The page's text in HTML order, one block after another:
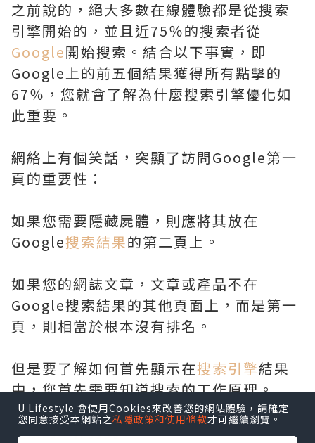
之前說的，絕大多數在線體驗都是從搜索
引擎開始的，並且近75％的搜索者從
Google開始搜索。結合以下事實，即
Google上的前五個結果獲得所有點擊的
67％，您就會了解為什麼搜索引擎優化如
此重要。
網絡上有個笑話，突顯了訪問Google第一
頁的重要性：
如果您需要隱藏屍體，則應將其放在
Google搜索結果的第二頁上。
如果您的網誌文章，文章或產品不在
Google搜索結果的其他頁面上，而是第一
頁，則相當於根本沒有排名。
但是要了解如何首先顯示在搜索引擎結果
中，您首先需要知道搜索的工作原理。
搜索的工作方式：
U Lifestyle 會使用Cookies來改善您的網站體驗，請確定
您同意接受本網站之私隱政策和使用條款才可繼續瀏覽。